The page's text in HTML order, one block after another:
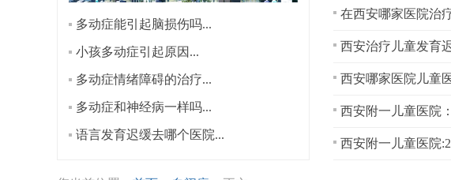
多动症能引起脑损伤吗...
小孩多动症引起原因...
多动症情绪障碍的治疗...
多动症和神经病一样吗...
语言发育迟缓去哪个医院...
在西安哪家医院治
西安治疗儿童发育
西安附一儿童医院
西安附一儿童医院